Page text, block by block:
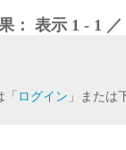
： 表示 1 - 1 ／
ログイン 」または